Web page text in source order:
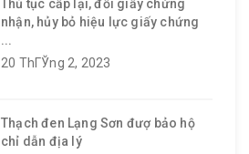
Thủ tục cấp lại, đổi giấy chứng
nhận, hủy bỏ hiệu lực giấy chứng
...
20 ThГЎng 2, 2023
Thạch đen Lạng Sơn đượ bảo hộ
chỉ dẫn địa lý